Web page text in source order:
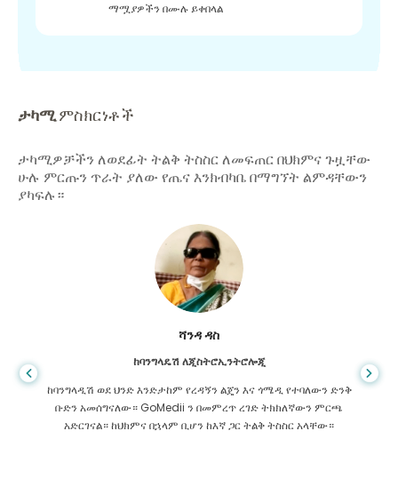
ማሟያዎችን በሙሉ ይቀበላል
ታካሚምስክርነቶች
ታካሚዎቻችን ለወደፊት ትልቅ ትስስር ለመፍጠር በህክምና ጉዟቸው
ሁሉ ምርጡን ጥራት ያለው የጤና እንክብካቤ በማግኘት ልምዳቸውን
ያካፍሉ።
ሻንዳ ዳስ
ከባንግላዴሽ ለጂስትሮኢንትሮሎጂ
ከባንግላዲሽ ወደ ህንድ እንድታከም የረዳኝን ልጄን እና ጎሜዲ የተባለውን ድንቅ
ቡድን አመሰግናለው። GoMedii ን በመምረጥ ረገድ ትክክለኛውን ምርጫ
አድርገናል። ከህክምና በኋላም ቢሆን ከእኛ ጋር ትልቅ ትስስር አላቸው።